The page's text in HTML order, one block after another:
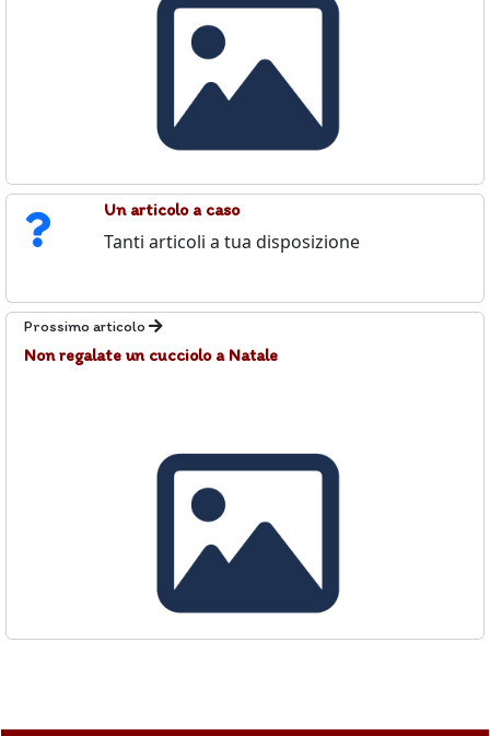
Un articolo a caso
Tanti articoli a tua disposizione
Prossimo articolo
Non regalate un cucciolo a Natale